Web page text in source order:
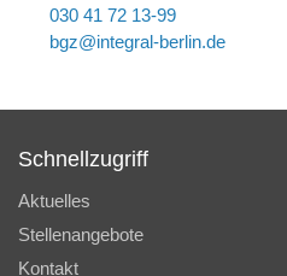
030 41 72 13-99
bgz
nt gr l-b rl n d
Schnellzugriff
Aktuelles
Stellenangebote
Kontakt